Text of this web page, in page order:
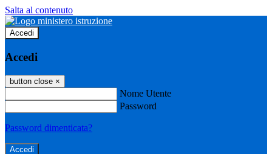
Salta al contenuto
Accedi
Accedi
button close ×
Nome Utente
Password
Password dimenticata?